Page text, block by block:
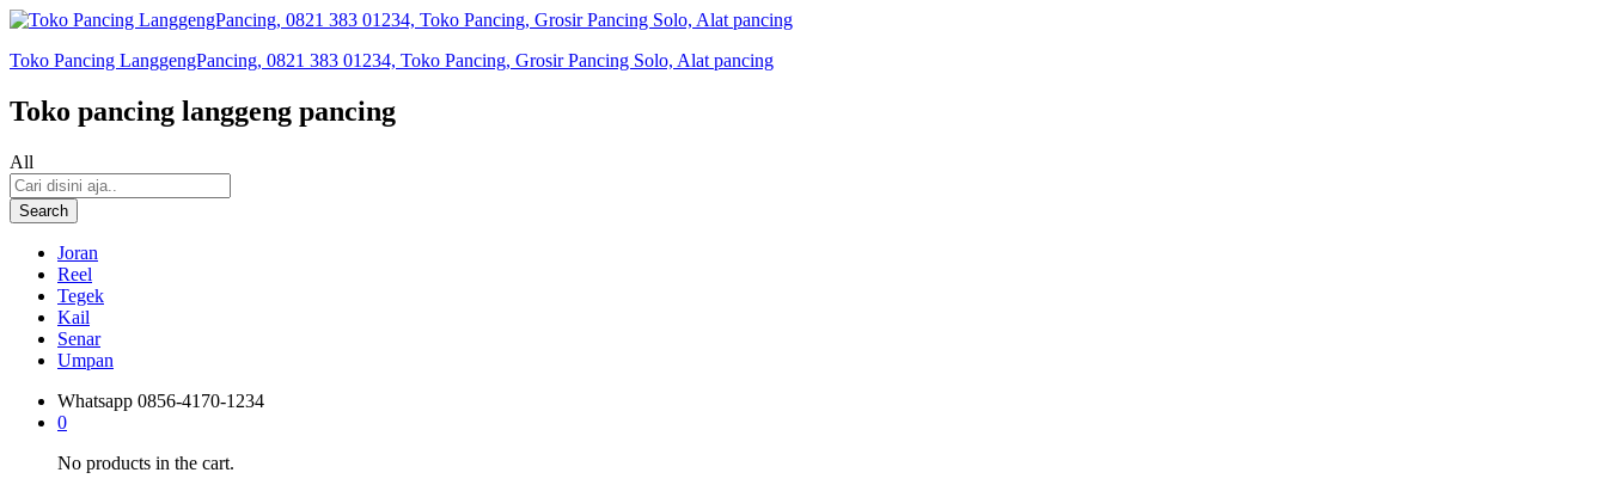
Toko Pancing LanggengPancing, 0821 383 01234, Toko Pancing, Grosir Pancing Solo, Alat pancing
Toko pancing langgeng pancing
All
Search
Joran
Reel
Tegek
Kail
Senar
Umpan
Whatsapp 0856-4170-1234
0
No products in the cart.